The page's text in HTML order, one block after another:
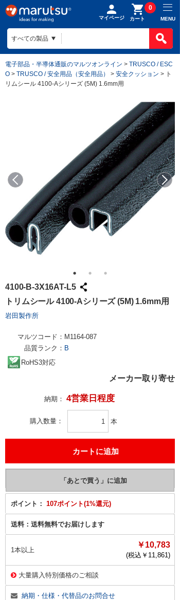
マイページ カート
0
MENU
電子部品・半導体通販のマルツオンライン > TRUSCO / ESC
O > TRUSCO / 安全用品（安全用品） > 安全クッション > ト
リムシール 4100-Aシリーズ (5M) 1.6mm用
4100-B-3X16AT-L5
トリムシール 4100-Aシリーズ (5M) 1.6mm用
岩田製作所
マルツコード： M1164-087
品質ランク： B
RoHS3対応
メーカー取り寄せ
納期： 4営業日程度
購入数量 本
ポイント： 107ポイント(1%還元)
送料： 送料無料でお届けします
1本以上
￥10,783
(税込￥ 11,861)
大量購入特別価格のご相談
納期・仕様・代替品のお問合せ